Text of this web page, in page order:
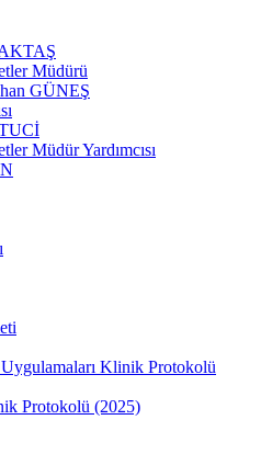
Müdürü
GÜNEŞ
Müdür Yardımcısı
Klinik Protokolü
Protokolü (2025)